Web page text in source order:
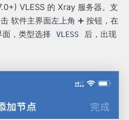
VLESS 的 Xray 服务器。支
软件主界面左上角 ➕ 按钮，在
，类型选择
VLESS
后，出现